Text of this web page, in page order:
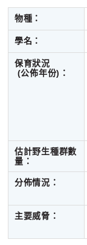
物種：
學名：
保育狀況
(公佈年份)：
估計野生種群數
量：
分佈情況：
主要威脅：